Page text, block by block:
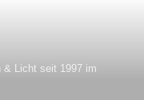
& Licht seit 1997 im